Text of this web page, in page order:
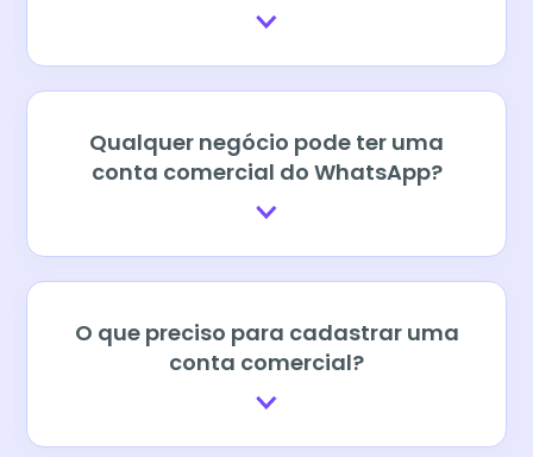
Qualquer negócio pode ter uma
conta comercial do WhatsApp?
O que preciso para cadastrar uma
conta comercial?